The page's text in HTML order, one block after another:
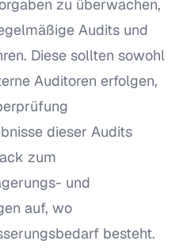
zu überwachen,
Audits und
Diese sollten sowohl
Auditoren erfolgen,
dieser Audits
zum
und
auf, wo
besteht.